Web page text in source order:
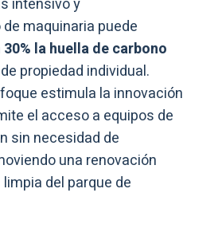
intensivo y
maquinaria puede
la huella de carbono
propiedad individual.
estimula la innovación
el acceso a equipos de
sin necesidad de
una renovación
del parque de